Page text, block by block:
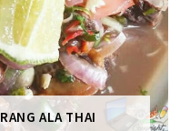
ALA THAI